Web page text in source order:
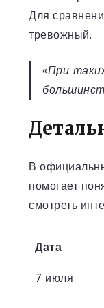
Для
тревожный.
«При
В
помогает
смотреть
Дата
7 июля